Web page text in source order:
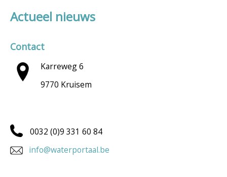
Actueel nieuws
Contact
Karreweg 6
9770 Kruisem
0032 (0)9 331 60 84
info@waterportaal.be